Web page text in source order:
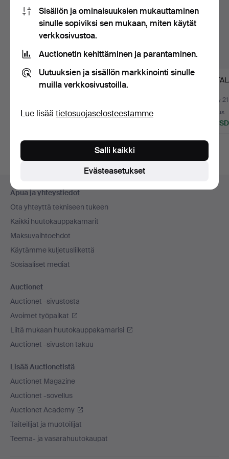
VEDENKEITIN, Bugatti
Vera, ruostumatonta t…
3 tarjousta
KOBRAPUHELIMET, 6
kpl, LM Ericsson,
20 tarjousta
Myyty
Tarjous
32 USD
Alatunnistenavigaatio
Apua ja yhteystiedot
Ota yhteyttä tekniseen tukeen
Kaikki huutokauppakamarit
Maksuvaihtoehdot
Käytämme kuljetusliikettä
Sosiaaliset mediat
Auctionet
Auctionet -sivustosta
Avoimet työpaikat
Liitä mukaan huutokauppakamarisi
Auctionet -sivuston takuu
Lisää Auctionetistä
Auctionet Magazine
Auctionet -sovellus
Auctionet Academy
Taiteilijat ja muotoilijat
Teema- ja vasarahuutokaupat
Sisällön ja ominaisuuksien mukauttaminen
sinulle sopiviksi sen mukaan, miten käytät
verkkosivustoa.
Auctionetin kehittäminen ja parantaminen.
Uutuuksien ja sisällön markkinointi sinulle
muilla verkkosivustoilla.
Lue lisää tietosuojaselosteestamme
Evästeasetukset
Salli kaikki